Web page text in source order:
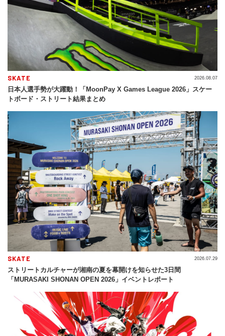
SKATE
日本人選手勢が大躍動！「MoonPay X Games League 2026」スケー
トボード・ストリート結果まとめ
2026.08.07
SKATE
ストリートカルチャーが湘南の夏を幕開けを知らせた3日間
「MURASAKI SHONAN OPEN 2026」イベントレポート
2026.07.29